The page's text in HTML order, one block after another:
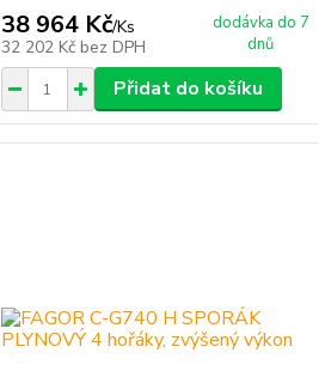
38 964 Kč/Ks
32 202 Kč bez DPH
dodávka do 7
dnů
Přidat do košíku